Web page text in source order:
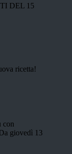
DEL 15
ricetta!
con
giovedì 13